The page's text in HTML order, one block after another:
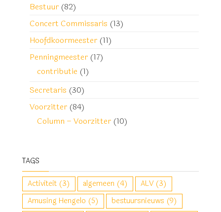
Bestuur (82)
Concert Commissaris (13)
Hoofdkoormeester (11)
Penningmeester (17)
contributie (1)
Secretaris (30)
Voorzitter (84)
Column – Voorzitter (10)
TAGS
Activiteit (3) algemeen (4) ALV(3)
Amusing Hengelo (5) bestuursnieuws (9)